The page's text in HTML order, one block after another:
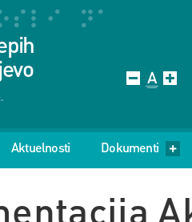
Aktuelnosti Dokumenti